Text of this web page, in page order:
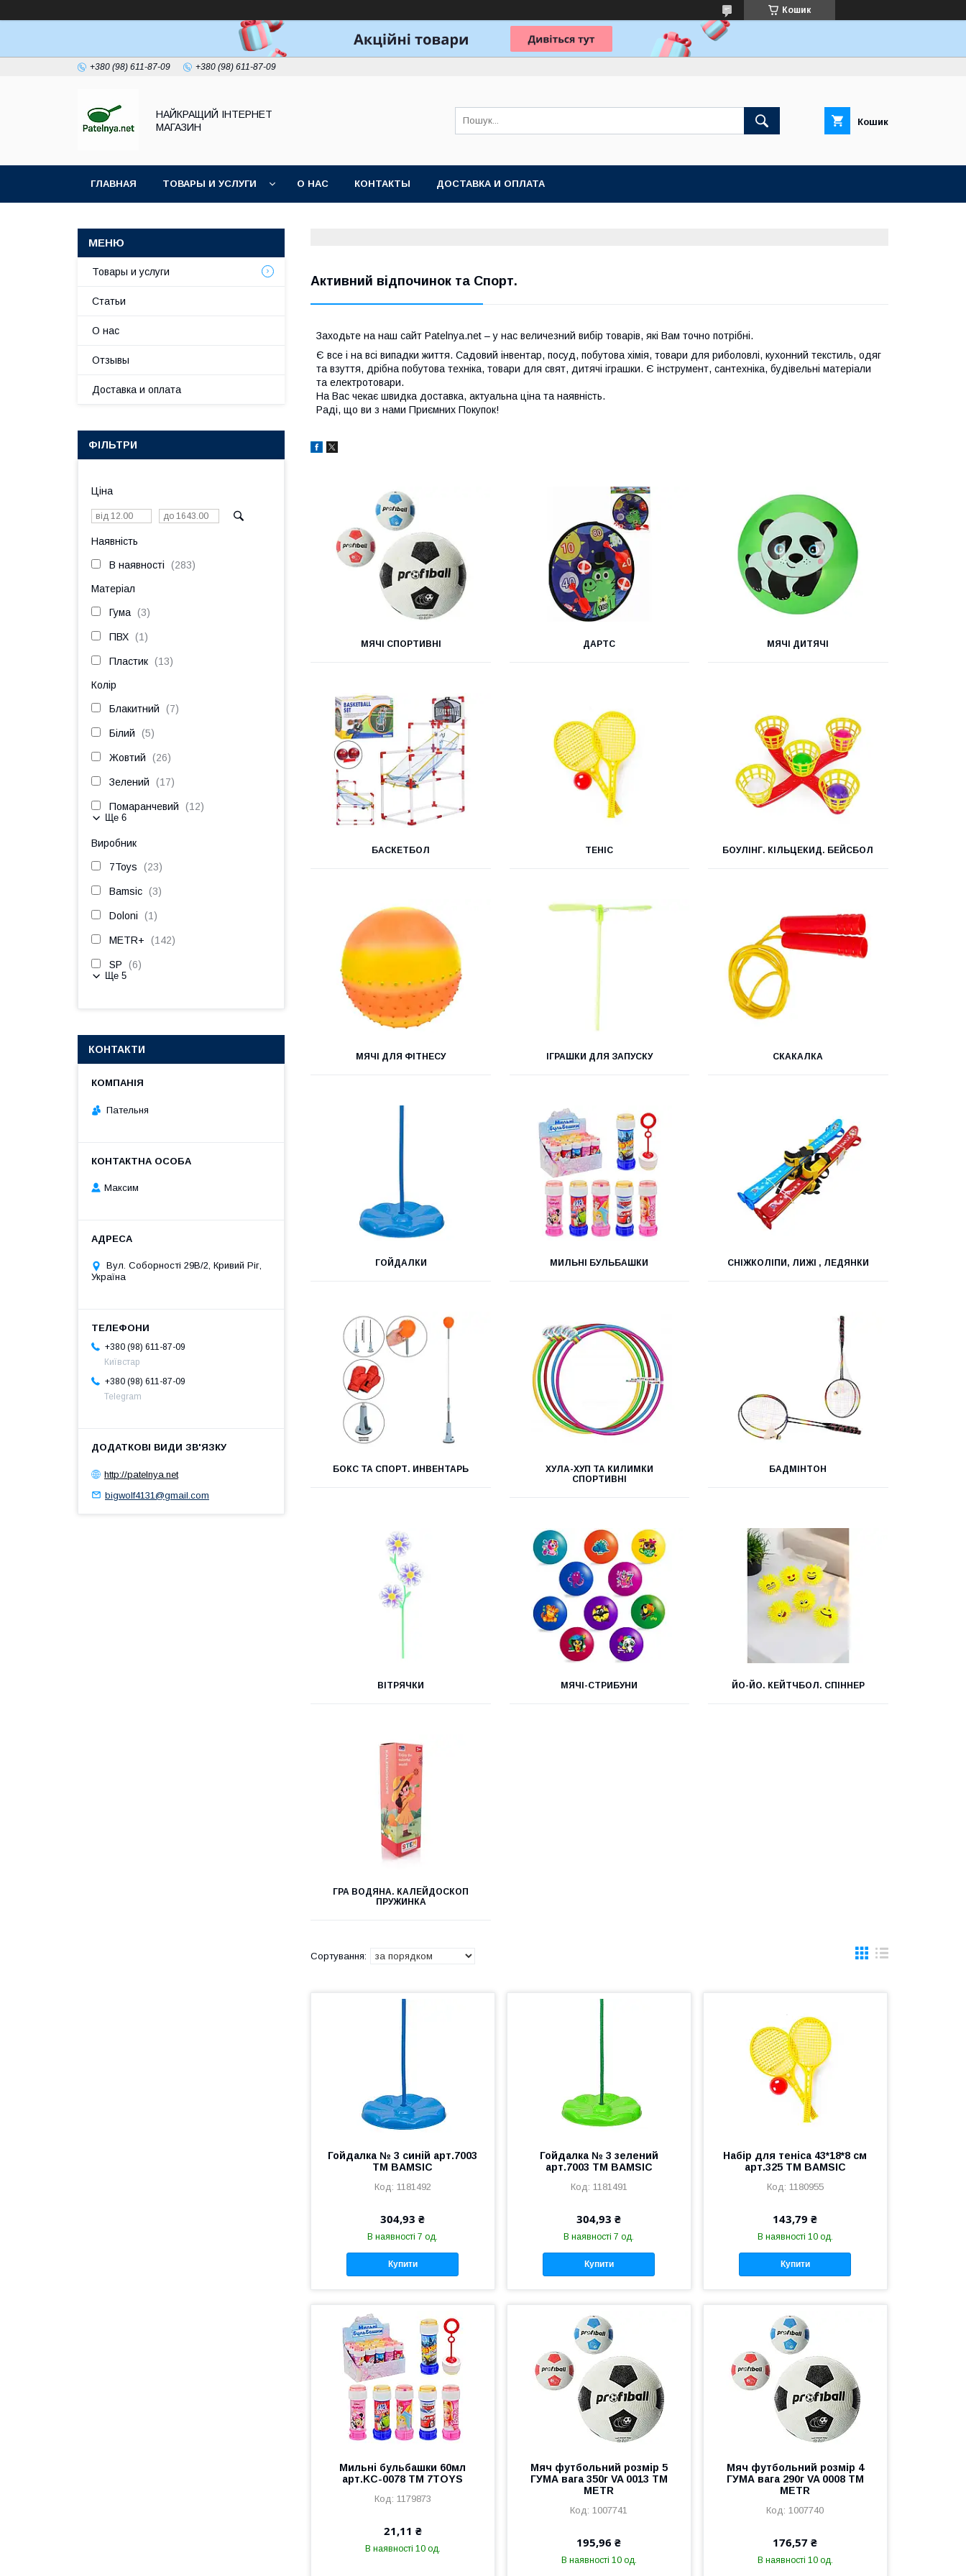
Кошик
+380 (98) 611-87-09 +380 (98) 611-87-09
НАЙКРАЩИЙ ІНТЕРНЕТ
МАГАЗИН
Кошик
ГЛАВНАЯ ТОВАРЫ И УСЛУГИ О НАС КОНТАКТЫ ДОСТАВКА И ОПЛАТА
Активний відпочинок та Спорт.
Заходьте на наш сайт Patelnya.net – у нас величезний вибір товарів, які Вам точно потрібні.
Є все і на всі випадки життя. Садовий інвентар, посуд, побутова хімія, товари для риболовлі, кухонний текстиль, одяг
та взуття, дрібна побутова техніка, товари для свят, дитячі іграшки. Є інструмент, сантехніка, будівельні матеріали
та електротовари.
На Вас чекає швидка доставка, актуальна ціна та наявність.
Раді, що ви з нами Приємних Покупок!
МЯЧІ СПОРТИВНІ ДАРТС МЯЧІ ДИТЯЧІ
БАСКЕТБОЛ ТЕНІС БОУЛІНГ. КІЛЬЦЕКИД. БЕЙСБОЛ
МЯЧІ ДЛЯ ФІТНЕСУ ІГРАШКИ ДЛЯ ЗАПУСКУ СКАКАЛКА
ГОЙДАЛКИ МИЛЬНІ БУЛЬБАШКИ СНІЖКОЛІПИ, ЛИЖІ , ЛЕДЯНКИ
БОКС ТА СПОРТ. ИНВЕНТАРЬ
ХУЛА-ХУП ТА КИЛИМКИ
СПОРТИВНІ
БАДМІНТОН
ВІТРЯЧКИ МЯЧІ-СТРИБУНИ ЙО-ЙО. КЕЙТЧБОЛ. СПІННЕР
ГРА ВОДЯНА. КАЛЕЙДОСКОП
ПРУЖИНКА
Гойдалка № 3 синій арт.7003
ТМ BAMSIC
1181492
304,93 ₴
В наявності 7 од.
Купити
Гойдалка № 3 зелений
арт.7003 ТМ BAMSIC
1181491
304,93 ₴
В наявності 7 од.
Купити
Набір для теніса 43*18*8 см
арт.325 ТМ BAMSIC
1180955
143,79 ₴
В наявності 10 од.
Купити
Мильні бульбашки 60мл
арт.KC-0078 ТМ 7TOYS
1179873
21,11 ₴
В наявності 10 од.
Мяч футбольний розмір 5
ГУМА вага 350г VA 0013 ТМ
METR
1007741
195,96 ₴
В наявності 10 од.
Мяч футбольний розмір 4
ГУМА вага 290г VA 0008 ТМ
METR
1007740
176,57 ₴
В наявності 10 од.
Товары и услуги
Статьи
О нас
Отзывы
Доставка и оплата
ФІЛЬТРИ
Ціна
Наявність
В наявності 283
Матеріал
Гума 3
ПВХ 1
Пластик 13
Колір
Блакитний 7
Білий 5
Жовтий 26
Зелений 17
Помаранчевий 12
Ще 6
Виробник
7Toys 23
Bamsic 3
Doloni 1
METR+ 142
SP 6
Ще 5
КОНТАКТИ
Пательня
Максим
Вул. Соборності 29В/2, Кривий Ріг,
Україна
+380 (98) 611-87-09
Київстар
+380 (98) 611-87-09
Telegram
http://patelnya.net
bigwolf4131@gmail.com